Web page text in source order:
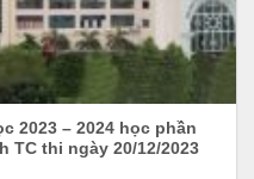
2023 – 2024 học phần
TC thi ngày 20/12/2023